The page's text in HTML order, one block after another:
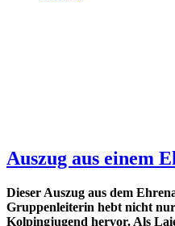
Auszug aus einem
Dieser Auszug aus dem
Gruppenleiterin hebt nicht
Kolpingjugend hervor. Als